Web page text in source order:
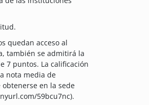
quedan acceso al
también se admitirá la
7 puntos. La calificación
nota media de
en la sede
59bcu7nc).